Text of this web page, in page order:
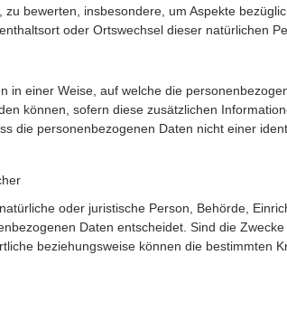
bewerten, insbesondere, um Aspekte
oder Ortswechsel dieser natürlichen
in einer Weise, auf welche die
können, sofern diese zusätzlichen
die personenbezogenen Daten nicht einer
oder juristische Person, Behörde,
Daten entscheidet. Sind die
beziehungsweise können die bestimmten